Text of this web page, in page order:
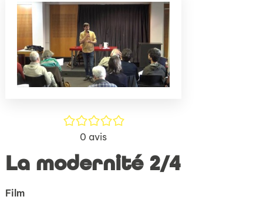
/5
0 avis
La modernité 2/4
Film